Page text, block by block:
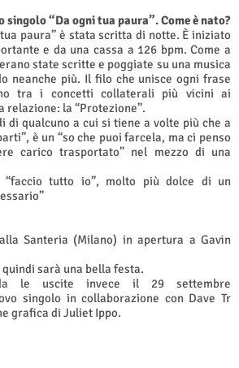
singolo “Da ogni tua paura”. Come è nato?
paura” è stata scritta di notte. È iniziato
e da una cassa a 126 bpm. Come a
state scritte e poggiate su una musica
neanche più. Il filo che unisce ogni frase
tra i concetti collaterali più vicini ai
relazione: la “Protezione”.
di qualcuno a cui si tiene a volte più che a
è un “so che puoi farcela, ma ci penso
carico trasportato” nel mezzo di una
“faccio tutto io”, molto più dolce di un
Santeria (Milano) in apertura a Gavin
quindi sarà una bella festa.
le uscite invece il 29 settembre
singolo in collaborazione con Dave Tr
grafica di Juliet Ippo.